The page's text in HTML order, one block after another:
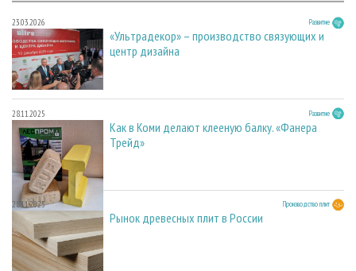
23.03.2026 Развитие
«Ультрадекор» – производство связующих и
центр дизайна
28.11.2025 Развитие
Как в Коми делают клееную балку. «Фанера
Трейд»
28.11.2025 Производство плит
Рынок древесных плит в России